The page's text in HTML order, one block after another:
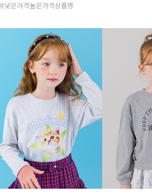
낮은가격높은가격상품명